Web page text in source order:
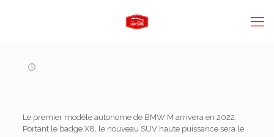
Le premier modèle autonome de BMW M arrivera en 2022.
Portant le badge X8, le nouveau SUV haute puissance sera le